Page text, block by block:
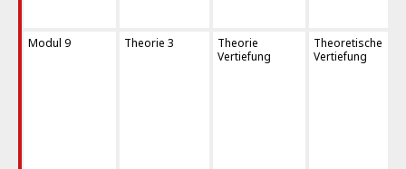
Modul 9 Theorie 3
Theorie
Vertiefung
Theoretische
Vertiefung